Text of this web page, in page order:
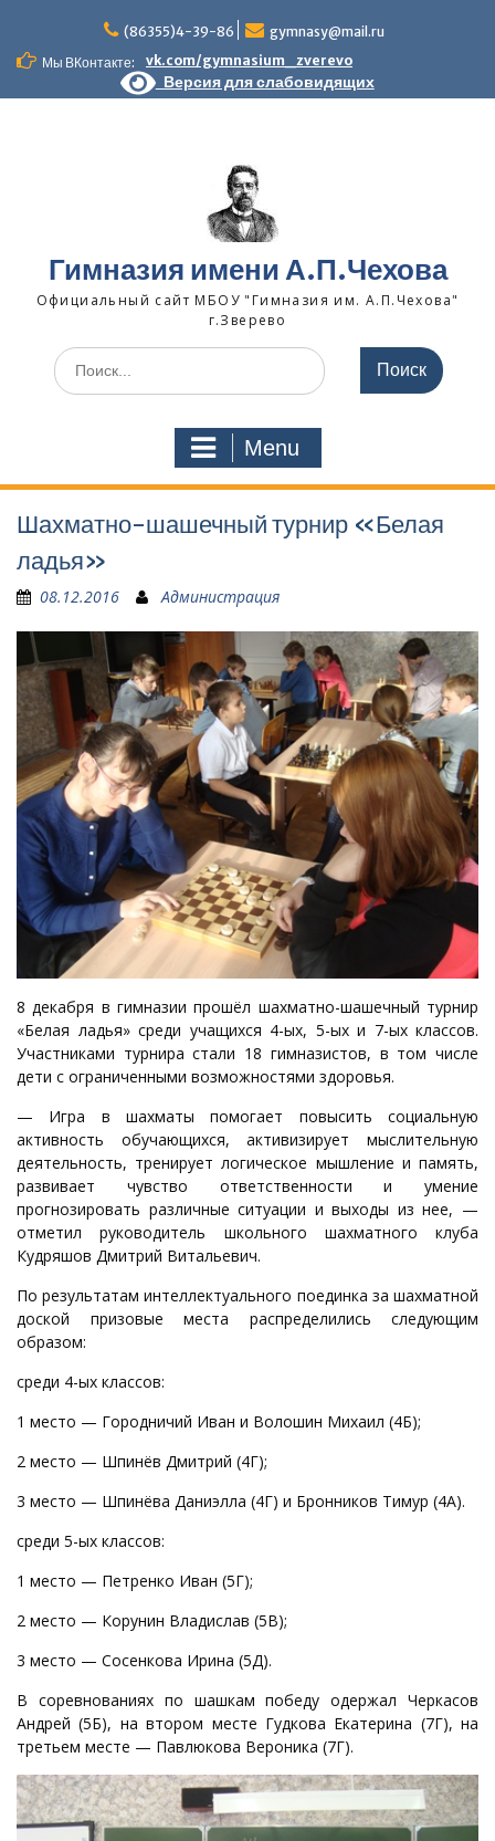
content
(86355)4-39-86
gymnasy@mail.ru
Мы ВКонтакте:
vk.com/gymnasium_zverevo
Версия для слабовидящих
Гимназия имени А.П.Чехова
Официальный сайт МБОУ "Гимназия им. А.П.Чехова"
г.Зверево
Search
for:
Menu
Шахматно-шашечный турнир «Белая
ладья»
08.12.2016 Администрация
8 декабря в гимназии прошёл шахматно-шашечный турнир
«Белая ладья» среди учащихся 4-ых, 5-ых и 7-ых классов.
Участниками турнира стали 18 гимназистов, в том числе
дети с ограниченными возможностями здоровья.
— Игра в шахматы помогает повысить социальную
активность обучающихся, активизирует мыслительную
деятельность, тренирует логическое мышление и память,
развивает чувство ответственности и умение
прогнозировать различные ситуации и выходы из нее, —
отметил руководитель школьного шахматного клуба
Кудряшов Дмитрий Витальевич.
По результатам интеллектуального поединка за шахматной
доской призовые места распределились следующим
образом:
среди 4-ых классов:
1 место — Городничий Иван и Волошин Михаил (4Б);
2 место — Шпинёв Дмитрий (4Г);
3 место — Шпинёва Даниэлла (4Г) и Бронников Тимур (4А).
среди 5-ых классов:
1 место — Петренко Иван (5Г);
2 место — Корунин Владислав (5В);
3 место — Сосенкова Ирина (5Д).
В соревнованиях по шашкам победу одержал Черкасов
Андрей (5Б), на втором месте Гудкова Екатерина (7Г), на
третьем месте — Павлюкова Вероника (7Г).